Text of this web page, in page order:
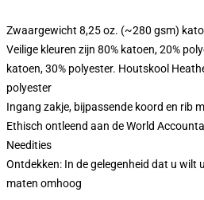
Zwaargewicht 8,25 oz. (~280 gsm)
Veilige kleuren zijn 80% katoen, 20%
katoen, 30% polyester. Houtskool
polyester
Ingang zakje, bijpassende koord en rib
Ethisch ontleend aan de World
Needities
Ontdekken: In de gelegenheid dat u wilt
maten omhoog